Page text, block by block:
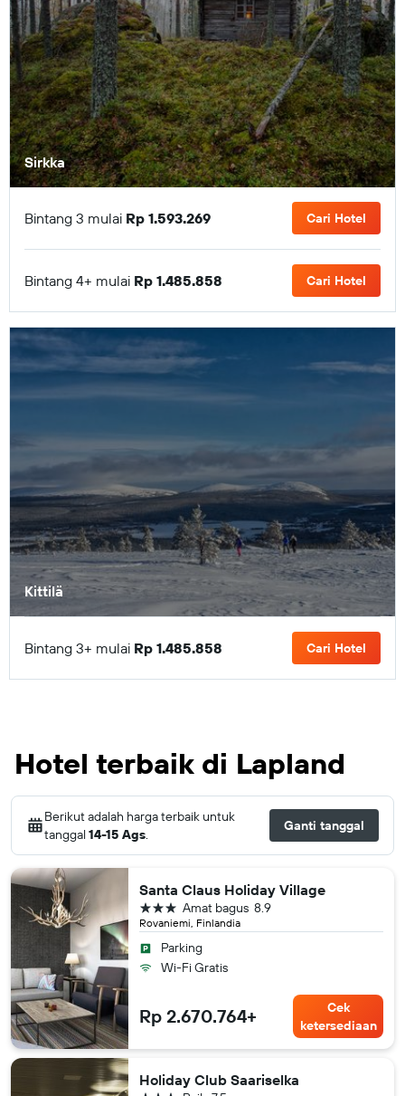
Sirkka
Bintang 3 mulai Rp 1.593.269 Cari Hotel
Bintang 4+ mulai Rp 1.485.858 Cari Hotel
Kittilä
Bintang 3+ mulai Rp 1.485.858 Cari Hotel
Hotel terbaik di Lapland
Berikut adalah harga terbaik untuk
tanggal 14-15 Ags.
Ganti tanggal
Santa Claus Holiday Village
Rovaniemi, Finlandia
8.9
Amat bagus
bintang 3
Parking
Wi-Fi Gratis
Rp 2.670.764+
Cek
ketersediaan
Holiday Club Saariselka